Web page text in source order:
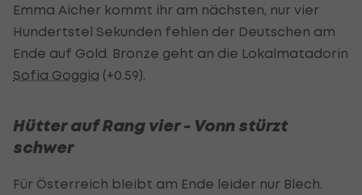
Emma Aicher kommt ihr am nächsten, nur vier
Hundertstel Sekunden fehlen der Deutschen am
Ende auf Gold. Bronze geht an die Lokalmatadorin
Sofia Goggia (+0.59).
Hütter auf Rang vier - Vonn stürzt
schwer
Für Österreich bleibt am Ende leider nur Blech.